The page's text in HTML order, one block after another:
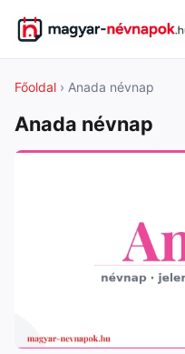
Főoldal › Anada névnap
Anada névnap